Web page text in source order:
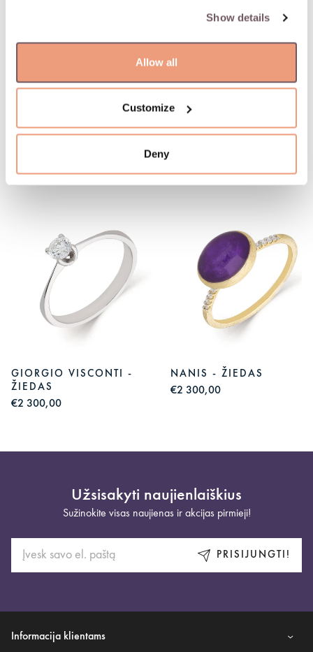
Show details
Allow all
Customize
Deny
Gamintojo kodas: 10.02050.4.10.01
Jums gali patikti
GIORGIO VISCONTI -
ŽIEDAS
€2 300,00
NANIS - ŽIEDAS
€2 300,00
Užsisakyti naujienlaiškius
Sužinokite visas naujienas ir akcijas pirmieji!
PRISIJUNGTI!
Informacija klientams